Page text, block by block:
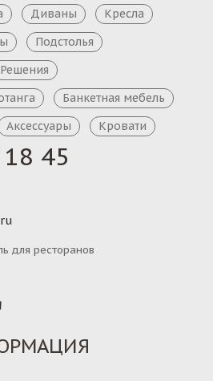
45
для ресторанов
Диваны
Кресла
Подстолья
Решения
Банкетная мебель
Аксессуары Кровати